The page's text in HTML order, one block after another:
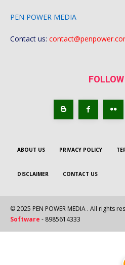
PEN POWER MEDIA
Contact us:
ABOUT US PRIVACY POLICY
DISCLAIMER CONTACT US
© 2025 PEN POWER MEDIA . All rights
Software - 8985614333